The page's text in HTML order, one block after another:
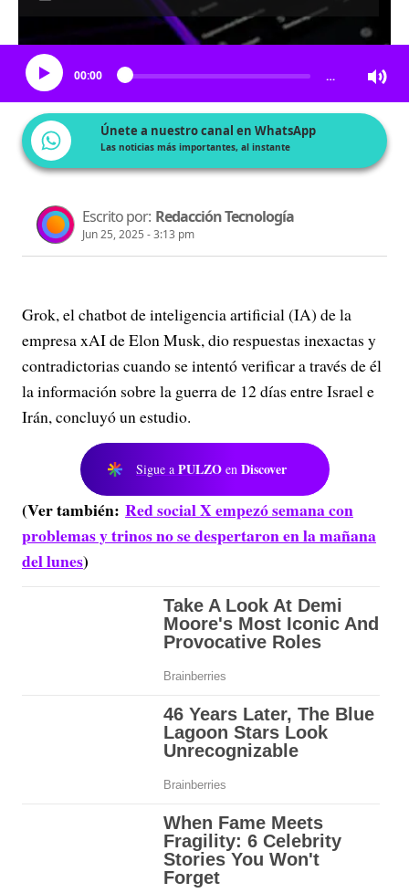
Escucha el artículo
00:00 …
Únete a nuestro canal en WhatsApp
Las noticias más importantes, al instante
Escrito por: Redacción Tecnología
Jun 25, 2025 - 3:13 pm
Grok, el chatbot de inteligencia artificial (IA) de la
empresa xAI de Elon Musk, dio respuestas inexactas y
contradictorias cuando se intentó verificar a través de él
la información sobre la guerra de 12 días entre Israel e
Irán, concluyó un estudio.
Sigue a PULZO en Discover
(Ver también: Red social X empezó semana con
problemas y trinos no se despertaron en la mañana
del lunes)